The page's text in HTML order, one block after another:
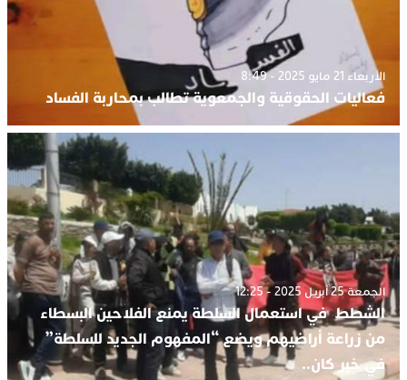
الأربعاء 21 مايو 2025 - 8:49
فعاليات الحقوقية والجمعوية تطالب بمحاربة الفساد
الجمعة 25 أبريل 2025 - 12:25
الشطط في استعمال السلطة يمنع الفلاحين البسطاء
من زراعة أراضيهم ويضع “المفهوم الجديد للسلطة”
في خبر كان..